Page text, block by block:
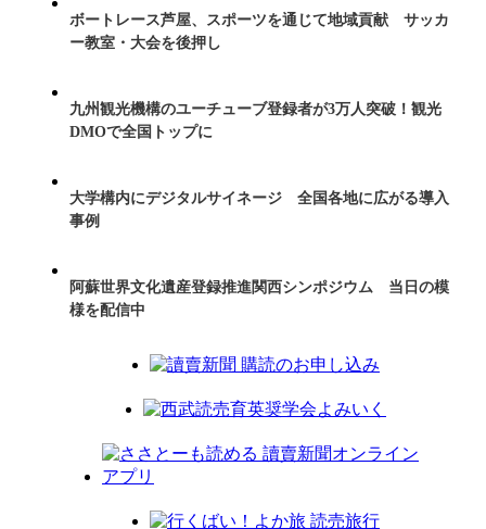
ボートレース芦屋、スポーツを通じて地域貢献 サッカ
ー教室・大会を後押し
九州観光機構のユーチューブ登録者が3万人突破！観光
DMOで全国トップに
大学構内にデジタルサイネージ 全国各地に広がる導入
事例
阿蘇世界文化遺産登録推進関西シンポジウム 当日の模
様を配信中